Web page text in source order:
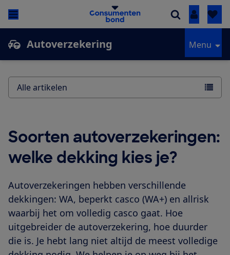
Inloggen
Autoverzekering Menu
Soorten autoverzekeringen:
welke dekking kies je?
Autoverzekeringen hebben verschillende
dekkingen: WA, beperkt casco (WA+) en allrisk
waarbij het om volledig casco gaat. Hoe
uitgebreider de autoverzekering, hoe duurder
die is. Je hebt lang niet altijd de meest volledige
Alle artikelen